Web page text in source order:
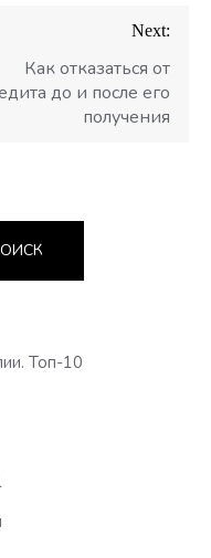
Next:
Как отказаться от
до и после его
получения
Топ-10